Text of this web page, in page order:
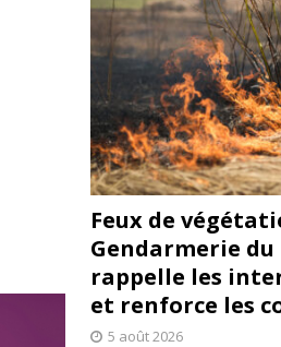
Feux de
Gendarmerie du
rappelle les
et renforce les
5 août 2026